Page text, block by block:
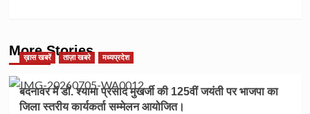
More Stories
ख़ास खबरें ताज़ा खबरे मध्यप्रदेश
बदनावर में डॉ. श्यामा प्रसाद मुखर्जी की 125वीं जयंती पर भाजपा का
जिला स्तरीय कार्यकर्ता सम्मेलन आयोजित।